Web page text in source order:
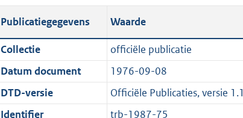
i
c
a
t
i
e
t
t
e
6
1
l
i
c
a
t
i
o
t
t
e
:
0
t
a
n
d
s
g
r
s
t
a
n
d
s
g
Publicatiegegevens Waarde
Collectie
officiële publicatie
Datum document
1976-09-08
DTD-versie
Officiële Publicaties, versie 1.1
Identifier
trb-1987-75